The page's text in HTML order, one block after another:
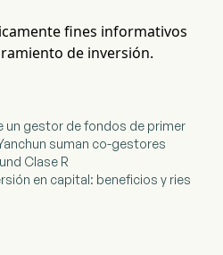
fines informativos
de inversión.
un gestor de fondos de primer
suman co-gestores
Clase R
en capital: beneficios y ries